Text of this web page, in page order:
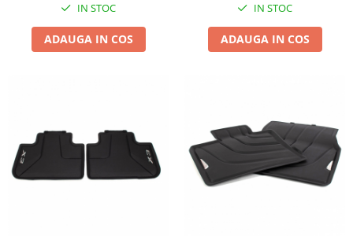
IN STOC
ADAUGA IN COS
IN STOC
ADAUGA IN COS